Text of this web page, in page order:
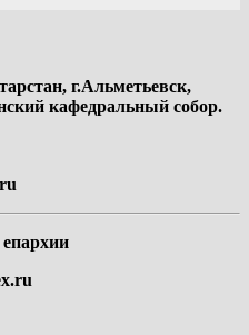
г.Альметьевск,
кафедральный собор.